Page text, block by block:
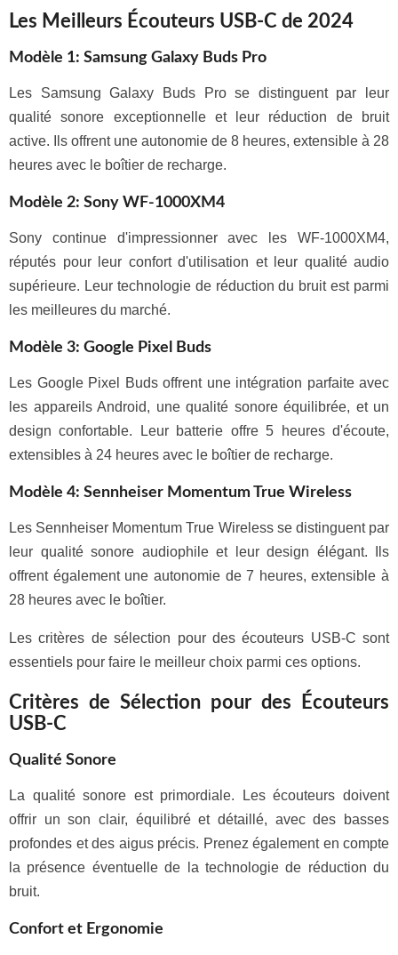
Les Meilleurs Écouteurs USB-C de 2024
Modèle 1: Samsung Galaxy Buds Pro
Les Samsung Galaxy Buds Pro se distinguent par leur
qualité sonore exceptionnelle et leur réduction de bruit
active. Ils offrent une autonomie de 8 heures, extensible à 28
heures avec le boîtier de recharge.
Modèle 2: Sony WF-1000XM4
Sony continue d'impressionner avec les WF-1000XM4,
réputés pour leur confort d'utilisation et leur qualité audio
supérieure. Leur technologie de réduction du bruit est parmi
les meilleures du marché.
Modèle 3: Google Pixel Buds
Les Google Pixel Buds offrent une intégration parfaite avec
les appareils Android, une qualité sonore équilibrée, et un
design confortable. Leur batterie offre 5 heures d'écoute,
extensibles à 24 heures avec le boîtier de recharge.
Modèle 4: Sennheiser Momentum True Wireless
Les Sennheiser Momentum True Wireless se distinguent par
leur qualité sonore audiophile et leur design élégant. Ils
offrent également une autonomie de 7 heures, extensible à
28 heures avec le boîtier.
Les critères de sélection pour des écouteurs USB-C sont
essentiels pour faire le meilleur choix parmi ces options.
Critères de Sélection pour des Écouteurs
USB-C
Qualité Sonore
La qualité sonore est primordiale. Les écouteurs doivent
offrir un son clair, équilibré et détaillé, avec des basses
profondes et des aigus précis. Prenez également en compte
la présence éventuelle de la technologie de réduction du
bruit.
Confort et Ergonomie